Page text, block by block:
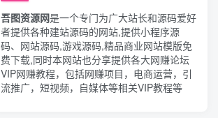
吾图资源网是一个专门为广大站长和源码爱好
者提供各种建站源码的网站,提供小程序源
码、网站源码,游戏源码,精品商业网站模版免
费下载,同时本网站也分享提供各大网赚论坛
VIP网赚教程，包括网赚项目，电商运营，引
流推广，短视频，自媒体等相关VIP教程等